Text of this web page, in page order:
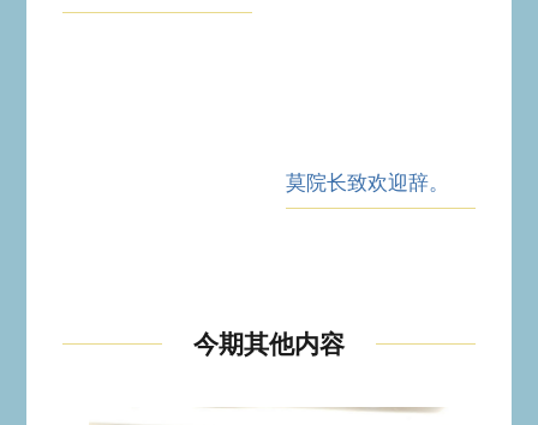
莫院长致欢迎辞。
今期其他内容